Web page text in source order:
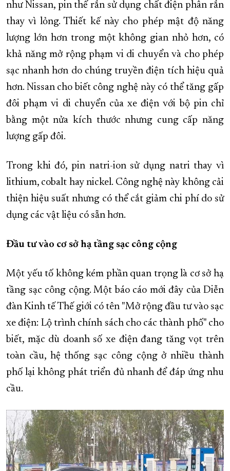
như Nissan, pin thể rắn sử dụng chất điện phân rắn
thay vì lỏng. Thiết kế này cho phép mật độ năng
lượng lớn hơn trong một không gian nhỏ hơn, có
khả năng mở rộng phạm vi di chuyển và cho phép
sạc nhanh hơn do chúng truyền điện tích hiệu quả
hơn. Nissan cho biết công nghệ này có thể tăng gấp
đôi phạm vi di chuyển của xe điện với bộ pin chỉ
bằng một nửa kích thước nhưng cung cấp năng
lượng gấp đôi.
Trong khi đó, pin natri-ion sử dụng natri thay vì
lithium, cobalt hay nickel. Công nghệ này không cải
thiện hiệu suất nhưng có thể cắt giảm chi phí do sử
dụng các vật liệu có sẵn hơn.
Đầu tư vào cơ sở hạ tầng sạc công cộng
Một yếu tố không kém phần quan trọng là cơ sở hạ
tầng sạc công cộng. Một báo cáo mới đây của Diễn
đàn Kinh tế Thế giới có tên "Mở rộng đầu tư vào sạc
xe điện: Lộ trình chính sách cho các thành phố" cho
biết, mặc dù doanh số xe điện đang tăng vọt trên
toàn cầu, hệ thống sạc công cộng ở nhiều thành
phố lại không phát triển đủ nhanh để đáp ứng nhu
cầu.